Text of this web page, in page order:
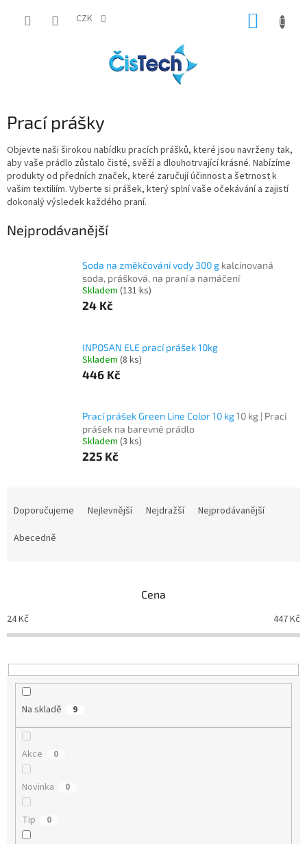
CZK
Prací prášky
Objevte naši širokou nabídku pracích prášků, které jsou navrženy tak,
aby vaše prádlo zůstalo čisté, svěží a dlouhotrvající krásné. Nabízíme
produkty od předních značek, které zaručují účinnost a šetrnost k
vašim textiliím. Vyberte si prášek, který splní vaše očekávání a zajistí
dokonalý výsledek každého praní.
Nejprodávanější
Soda na změkčování vody 300 g kalcinovaná
soda, prášková, na praní a namáčení
Skladem (131 ks)
24 Kč
INPOSAN ELE prací prášek 10kg
Skladem (8 ks)
446 Kč
Prací prášek Green Line Color 10 kg10 kg | Prací
prášek na barevné prádlo
Skladem (3 ks)
225 Kč
o
d
k
t
Doporučujeme Nejlevnější Nejdražší
Nejprodávanější
Abecedně
Cena
24Kč 447Kč
Na skladě 9
Akce 0
Novinka 0
Tip 0